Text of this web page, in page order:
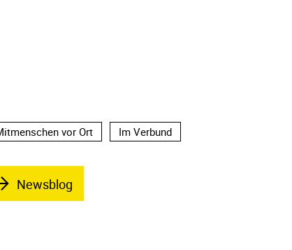
vor Ort Im Verbund
Newsblog